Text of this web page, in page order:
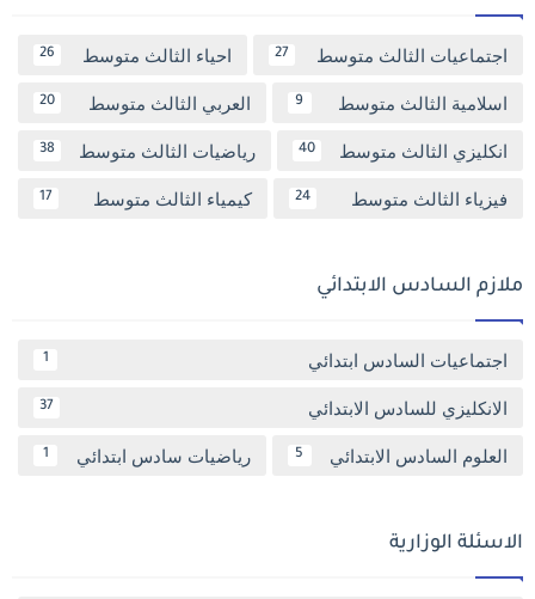
اجتماعيات الثالث متوسط 27 احياء الثالث متوسط 26
اسلامية الثالث متوسط 9 العربي الثالث متوسط 20
انكليزي الثالث متوسط 40 رياضيات الثالث متوسط 38
فيزياء الثالث متوسط 24 كيمياء الثالث متوسط 17
ملازم السادس الابتدائي
اجتماعيات السادس ابتدائي 1
الانكليزي للسادس الابتدائي 37
العلوم السادس الابتدائي 5 رياضيات سادس ابتدائي 1
الاسئلة الوزارية